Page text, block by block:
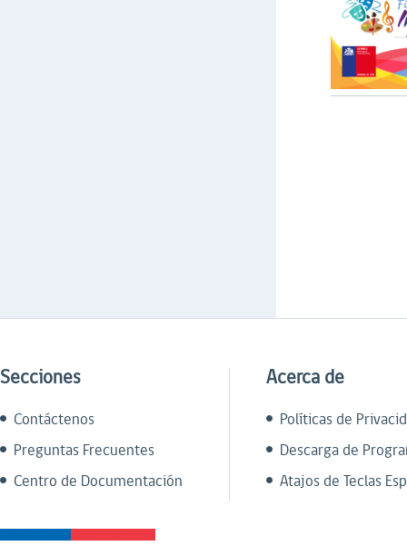
Secciones
Contáctenos
Preguntas Frecuentes
Centro de Documentación
Acerca de
Políticas de
Descarga de
Atajos de Teclas